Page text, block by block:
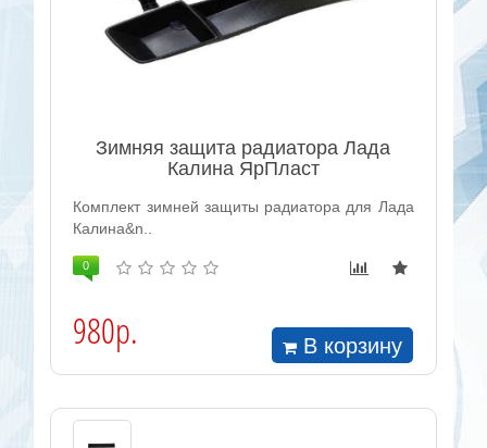
Зимняя защита радиатора Лада
Калина ЯрПласт
Комплект зимней защиты радиатора для Лада
Калина&n..
0
980р. В корзину